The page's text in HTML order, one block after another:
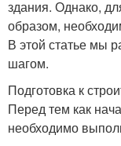
здания. Однако,
образом,
В этой статье мы
шагом.
Подготовка к
Перед тем как
необходимо